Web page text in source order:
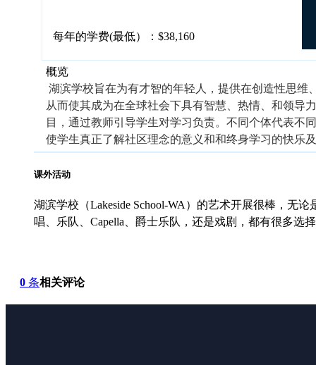
每年的学费(最低）：$38,160
概览
湖滨学校旨在为有才智的年轻人，提供在创造性思维
从而使其成为在全球社会下具有智慧、热情、和领导
目，通过教师引导学生对学习负责。不同个体代表不
使学生真正了解社区理念的意义和和终身学习的快乐
课外活动
湖滨学校（Lakeside School-WA）的艺术开展很棒，无
唱、乐队、Capella、爵士乐队，还是戏剧，都有很多选
0 条相关评论